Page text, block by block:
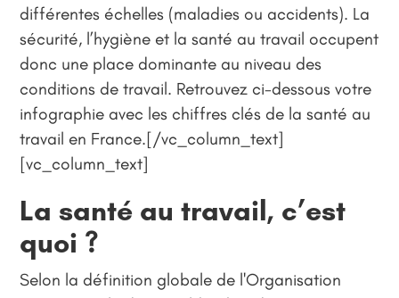
différentes échelles (maladies ou accidents). La
sécurité, l’hygiène et la santé au travail occupent
donc une place dominante au niveau des
conditions de travail. Retrouvez ci-dessous votre
infographie avec les chiffres clés de la santé au
travail en France.[/vc_column_text]
[vc_column_text]
La santé au travail, c’est
quoi ?
Selon la définition globale de l'Organisation